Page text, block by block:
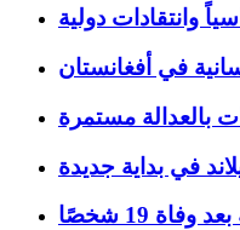
وانتقادات دولية
بالعدالة مستمرة
في بداية جديدة
19 شخصًا